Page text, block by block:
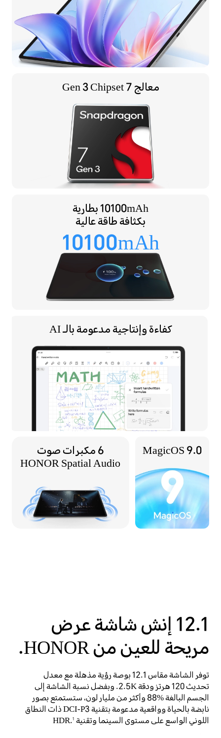
معالج7 Gen 3 Chipset
10100mAh بطارية
بكثافة طاقة عالية
10100mAh
كفاءة وإنتاجية مدعومة بالـ AI
6 مكبرات صوت
HONOR Spatial Audio
MagicOS 9.0
12.1 إنش شاشة عرض
مريحة للعين من HONOR.
توفر الشاشة مقاس 12.1 بوصة رؤية مذهلة مع معدل
تحديث 120 هرتز ودقة 2.5K. وبفضل نسبة الشاشة إلى
الجسم البالغة %88 وأكثر من مليار لون، ستستمتع بصور
نابضة بالحياة وواقعية مدعومة بتقنية DCI-P3 ذات النطاق
اللوني الواسع على مستوى السينما وتقنية HDR. 1